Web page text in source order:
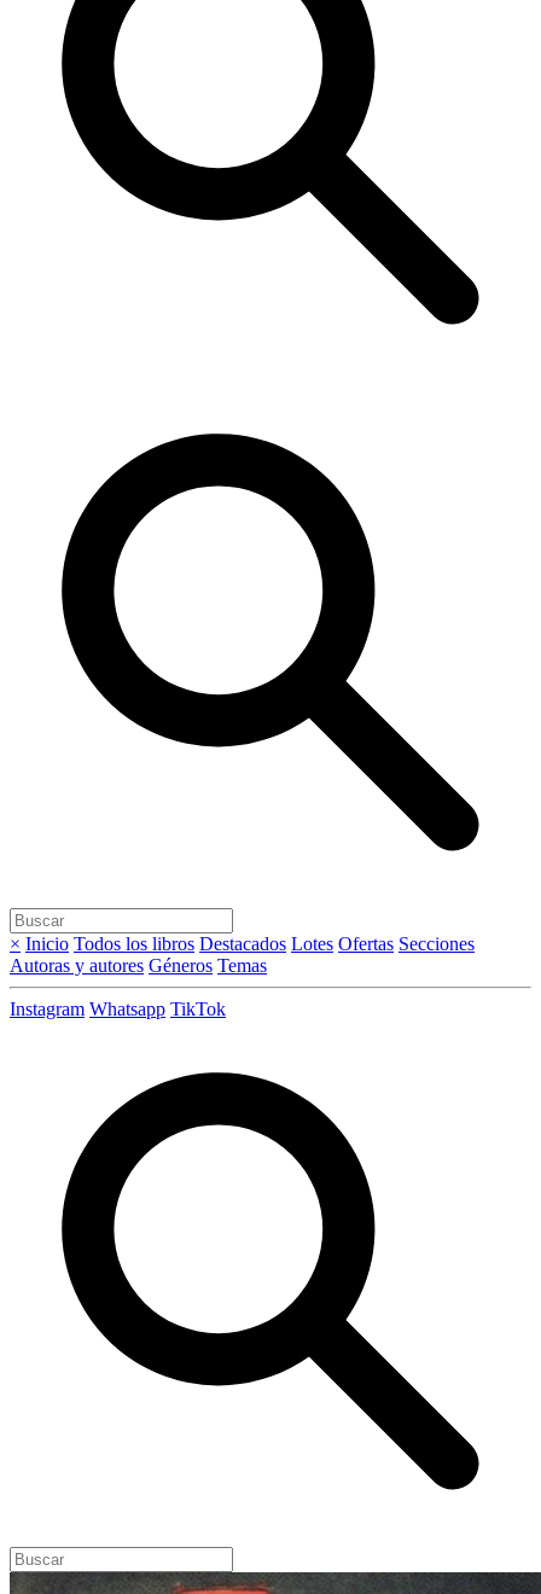
× Inicio Todos los libros Destacados Lotes Ofertas Secciones
Autoras y autores Géneros Temas
Instagram Whatsapp TikTok